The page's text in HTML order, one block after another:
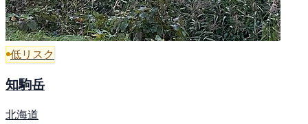
低リスク
知駒岳
北海道